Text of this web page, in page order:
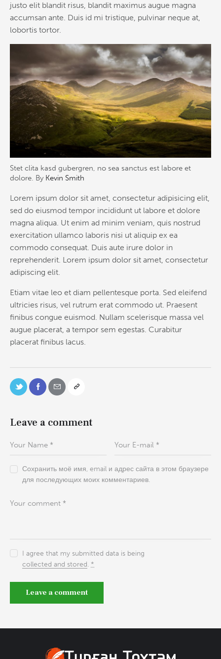
justo elit blandit risus, blandit maximus augue magna
accumsan ante. Duis id mi tristique, pulvinar neque at,
lobortis tortor.
Stet clita kasd gubergren, no sea sanctus est labore et
dolore. By Kevin Smith
Lorem ipsum dolor sit amet, consectetur adipisicing elit,
sed do eiusmod tempor incididunt ut labore et dolore
magna aliqua. Ut enim ad minim veniam, quis nostrud
exercitation ullamco laboris nisi ut aliquip ex ea
commodo consequat. Duis aute irure dolor in
reprehenderit. Lorem ipsum dolor sit amet, consectetur
adipiscing elit.
Etiam vitae leo et diam pellentesque porta. Sed eleifend
ultricies risus, vel rutrum erat commodo ut. Praesent
finibus congue euismod. Nullam scelerisque massa vel
augue placerat, a tempor sem egestas. Curabitur
placerat finibus lacus.
Leave a comment
Сохранить моё имя, email и адрес сайта в этом браузере
для последующих моих комментариев.
I agree that my submitted data is being
collected and stored. *